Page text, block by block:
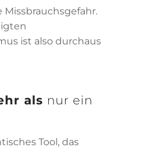
Missbrauchsgefahr.
ist also durchaus
als nur ein
Tool, das